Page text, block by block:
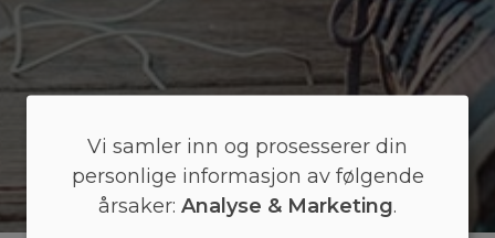
Vi samler inn og prosesserer din
personlige informasjon av følgende
årsaker: Analyse & Marketing.